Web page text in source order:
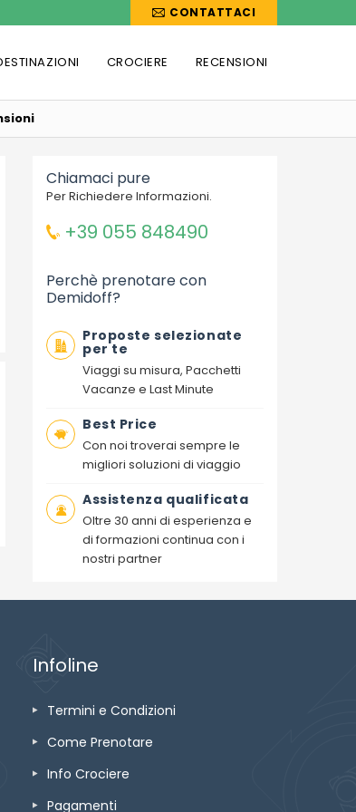
CONTATTACI
CROCIERE RECENSIONI
Chiamaci pure
Per Richiedere Informazioni.
+39 055 848490
Perchè prenotare con
Demidoff?
Proposte selezionate
per te
Viaggi su misura, Pacchetti
Vacanze e Last Minute
Best Price
Con noi troverai sempre le
migliori soluzioni di viaggio
Assistenza qualificata
Oltre 30 anni di esperienza e
di formazioni continua con i
nostri partner
Infoline
Termini e Condizioni
Come Prenotare
Info Crociere
Pagamenti